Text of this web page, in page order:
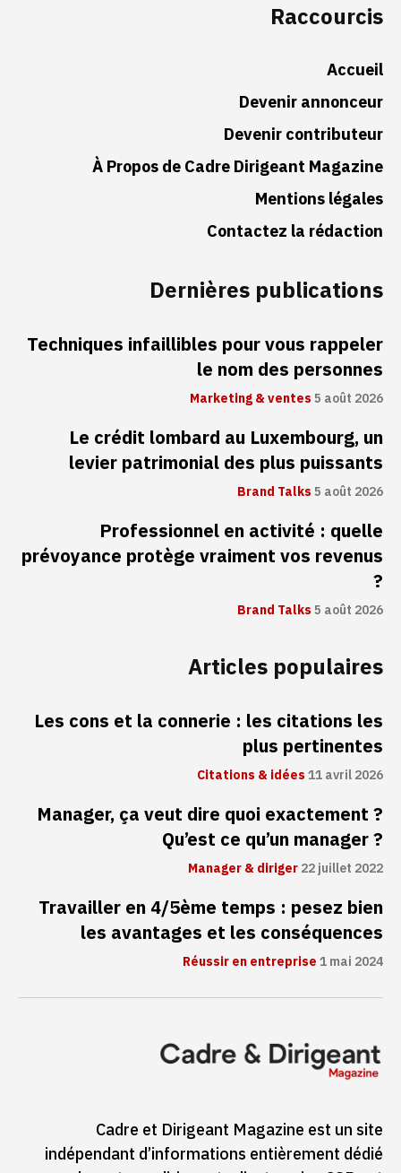
Raccourcis
Accueil
Devenir annonceur
Devenir contributeur
À Propos de Cadre Dirigeant Magazine
Mentions légales
Contactez la rédaction
Dernières publications
Techniques infaillibles pour vous rappeler
le nom des personnes
Marketing & ventes5 août 2026
Le crédit lombard au Luxembourg, un
levier patrimonial des plus puissants
Brand Talks5 août 2026
Professionnel en activité : quelle
prévoyance protège vraiment vos revenus
?
Brand Talks5 août 2026
Articles populaires
Les cons et la connerie : les citations les
plus pertinentes
Citations & idées11 avril 2026
Manager, ça veut dire quoi exactement ?
Qu’est ce qu’un manager ?
Manager & diriger22 juillet 2022
Travailler en 4/5ème temps : pesez bien
les avantages et les conséquences
Réussir en entreprise1 mai 2024
Cadre et Dirigeant Magazine est un site
indépendant d’informations entièrement dédié